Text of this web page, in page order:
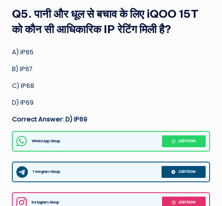
Q5. पानी और धूल से बचाव के लिए iQOO 15T
को कौन सी आधिकारिक IP रेटिंग मिली है?
A) IP65
B) IP67
C) IP68
D) IP69
Correct Answer: D) IP69
WhatsApp Group Join Now
Telegram Group Join Now
Instagram Group Join Now